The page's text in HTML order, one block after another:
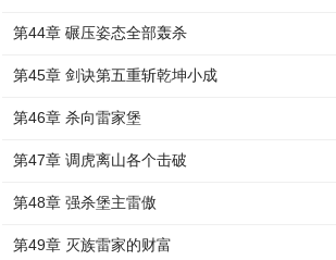
第44章 碾压姿态全部轰杀
第45章 剑诀第五重斩乾坤小成
第46章 杀向雷家堡
第47章 调虎离山各个击破
第48章 强杀堡主雷傲
第49章 灭族雷家的财富